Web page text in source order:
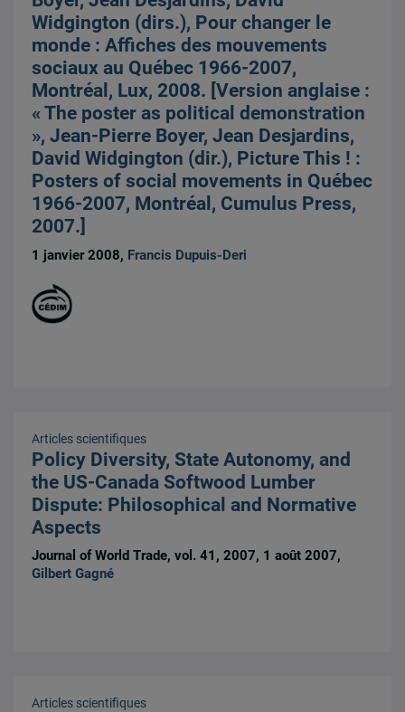
Widgington (dirs.), Pour changer le
monde : Affiches des mouvements
sociaux au Québec 1966-2007,
Montréal, Lux, 2008. [Version anglaise :
« The poster as political demonstration
», Jean-Pierre Boyer, Jean Desjardins,
David Widgington (dir.), Picture This ! :
Posters of social movements in Québec
1966-2007, Montréal, Cumulus Press,
2007.]
1 janvier 2008, Francis Dupuis-Deri
Articles scientifiques
Policy Diversity, State Autonomy, and
the US-Canada Softwood Lumber
Dispute: Philosophical and Normative
Aspects
Journal of World Trade, vol. 41, 2007, 1 août 2007,
Gilbert Gagné
Articles scientifiques